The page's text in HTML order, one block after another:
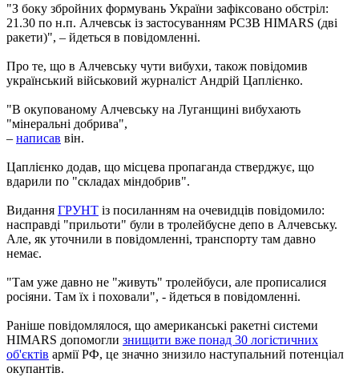
"З боку збройних формувань України зафіксовано обстріл:
21.30 по н.п. Алчевськ із застосуванням РСЗВ HIMARS (дві
ракети)", – йдеться в повідомленні.
Про те, що в Алчевську чути вибухи, також повідомив
український військовий журналіст Андрій Цаплієнко.
"В окупованому Алчевську на Луганщині вибухають
"мінеральні добрива",
– написав він.
Цаплієнко додав, що місцева пропаганда стверджує, що
вдарили по "складах міндобрив".
Видання ГРУНТ із посиланням на очевидців повідомило:
насправді "прильоти" були в тролейбусне депо в Алчевську.
Але, як уточнили в повідомленні, транспорту там давно
немає.
"Там уже давно не "живуть" тролейбуси, але прописалися
росіяни. Там їх і поховали", - йдеться в повідомленні.
Раніше повідомлялося, що американські ракетні системи
HIMARS допомогли знищити вже понад 30 логістичних
об'єктів армії РФ, це значно знизило наступальний потенціал
окупантів.